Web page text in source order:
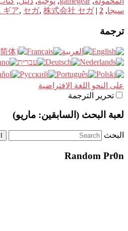
سيجا,
ギア, セガ, 株式会社 セガ | 2
ترجمة
على النحو اللغة الافتراضية
تحرير الترجمة
لعبة البحث (السابقين: ماريو)
البحث
Random Pr0n